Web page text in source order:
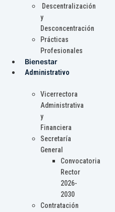
Descentralización
y
Desconcentración
Prácticas
Profesionales
Bienestar
Administrativo
Vicerrectora
Administrativa
y
Financiera
Secretaría
General
Convocatoria
Rector
2026-
2030
Contratación